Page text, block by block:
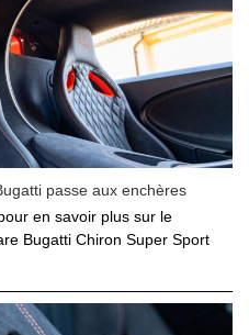
passe aux enchères
en savoir plus sur le
Bugatti Chiron Super Sport